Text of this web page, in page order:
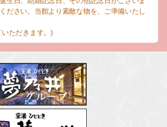
ださい。当館より素敵な物を、ご準備いたし
ただきます。)